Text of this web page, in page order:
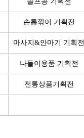
손톱깎이 기획전
마사지&안마기 기획전
나들이용품 기획전
전통상품기획전